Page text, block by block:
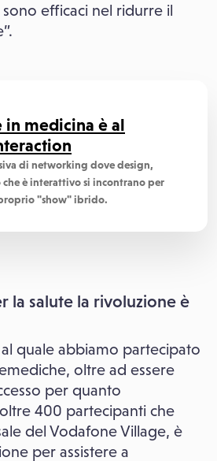
efficaci nel ridurre il
in medicina è al
di networking dove design,
è interattivo si incontrano per
"show" ibrido.
la salute la rivoluzione è
quale abbiamo partecipato
oltre ad essere
per quanto
400 partecipanti che
del Vodafone Village, è
per assistere a